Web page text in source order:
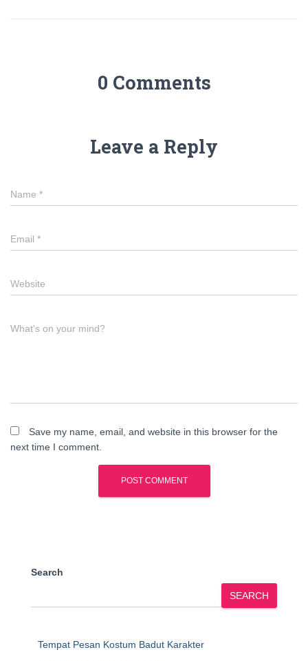
0 Comments
Leave a Reply
Name *
Email *
Website
What's on your mind?
Save my name, email, and website in this browser for the
next time I comment.
Search
SEARCH
Tempat Pesan Kostum Badut Karakter